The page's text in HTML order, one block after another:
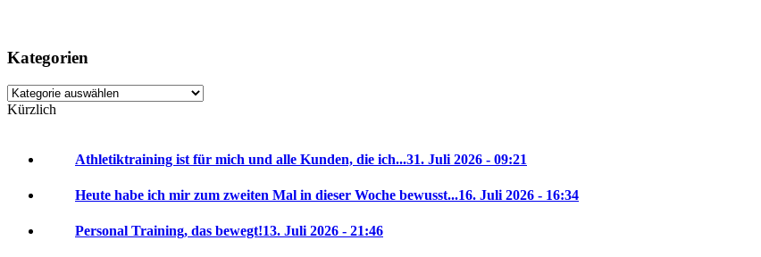
Kategorien
Kategorien
Kürzlich
Athletiktraining ist für mich und alle Kunden, die ich...31. Juli 2026 - 09:21
Heute habe ich mir zum zweiten Mal in dieser Woche bewusst...16. Juli 2026 - 16:34
Personal Training, das bewegt!13. Juli 2026 - 21:46